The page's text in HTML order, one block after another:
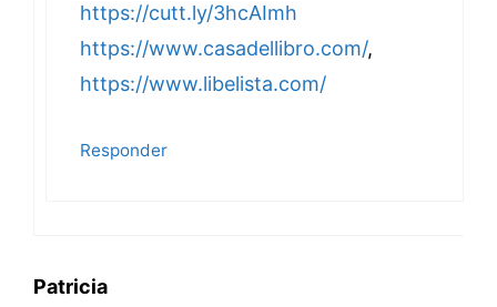
https://cutt.ly/3hcAImh
https://www.casadellibro.com/,
https://www.libelista.com/
Responder
Patricia